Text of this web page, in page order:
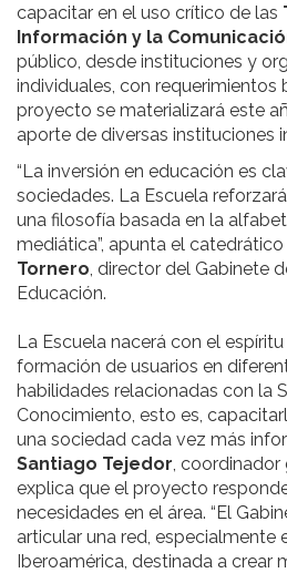
capacitar en el uso crítico de las
Información y la
público, desde instituciones y
individuales, con requerimientos
proyecto se materializará este
aporte de diversas instituciones
“La inversión en educación es
sociedades. La Escuela
una filosofía basada en la
mediática”, apunta el catedrático
Tornero, director del Gabinete
Educación.
La Escuela nacerá con el
formación de usuarios en
habilidades relacionadas con la
Conocimiento, esto es,
una sociedad cada vez más
Santiago Tejedor, coordinador
explica que el proyecto
necesidades en el área. “El
articular una red, especialmente
Iberoamérica, destinada a crear